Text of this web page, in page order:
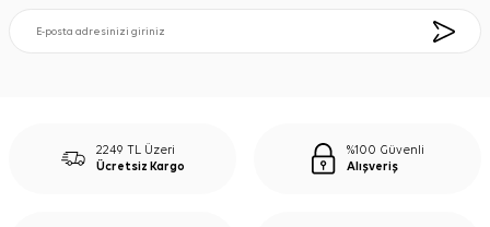
2249 TL Üzeri
Ücretsiz Kargo
%100 Güvenli
Alışveriş